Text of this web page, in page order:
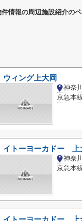
情報の周辺施設紹介の
ウィング上大岡
京急本
イトーヨーカドー 上
京急本